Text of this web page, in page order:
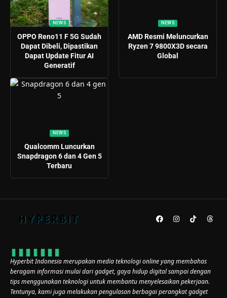
NEWS
OPPO Reno11 F 5G Sudah
Dapat Dibeli, Dipastikan
Dapat Update Fitur AI
Generatif
NEWS
AMD Resmi Meluncurkan
Ryzen 7 9800X3D secara
Global
NEWS
Qualcomm Luncurkan
Snapdragon 6 dan 4 Gen 5
Terbaru
Hyperbit Indonesia merupakan media teknologi online yang membahas
beragam informasi mulai dari gadget, gaya hidup digital sampai dengan
tips menggunakan teknologi untuk membantu menyelesaikan pekerjaan.
Tentunya, kami juga melakukan pengulasan berbagai perangkat gadget